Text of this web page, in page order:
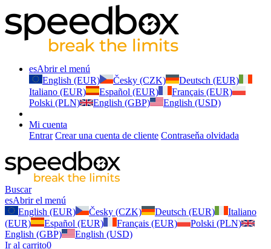
esAbrir el menú
English (EUR)
Česky (CZK)
Deutsch (EUR)
Italiano (EUR)
Español (EUR)
Français (EUR)
Polski (PLN)
English (GBP) English (USD)
Mi cuenta
Entrar Crear una cuenta de cliente Contraseňa olvidada
Buscar
esAbrir el menú
English (EUR)
Česky (CZK) Deutsch (EUR)
Italiano
(EUR)
Español (EUR) Français (EUR)
Polski (PLN)
English (GBP)
English (USD)
Ir al carrito0